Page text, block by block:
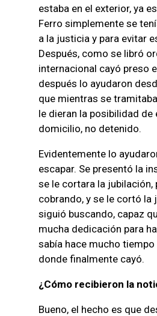
estaba en el exterior, ya
Ferro simplemente se
a la justicia y para evitar
Después, como se libró
internacional cayó preso
después lo ayudaron
que mientras se
le dieran la posibilidad de
domicilio, no detenido.
Evidentemente lo
escapar. Se presentó la
se le cortara la jubilación,
cobrando, y se le cortó la
siguió buscando, capaz
mucha dedicación para
sabía hace mucho tiempo
donde finalmente cayó.
¿Cómo recibieron la
Bueno, el hecho es que